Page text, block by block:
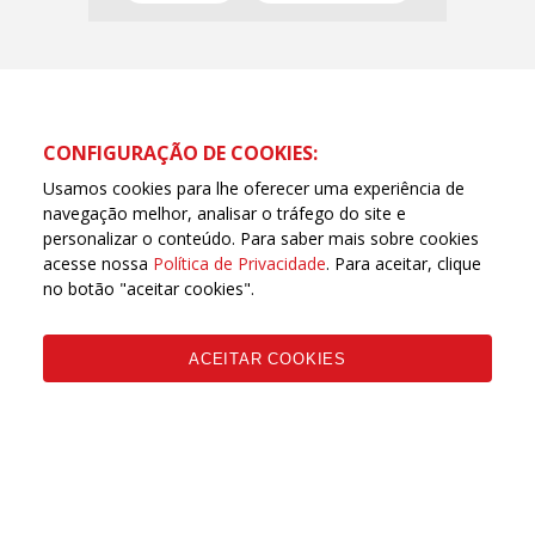
Página oficial da Central Única dos Trabalhadores de
Goiás (CUT Goiás) | © Todos os direitos reservados
CONFIGURAÇÃO DE COOKIES:
Usamos cookies para lhe oferecer uma experiência de
navegação melhor, analisar o tráfego do site e
personalizar o conteúdo. Para saber mais sobre cookies
acesse nossa Política de Privacidade. Para aceitar, clique
no botão "aceitar cookies".
ACEITAR COOKIES